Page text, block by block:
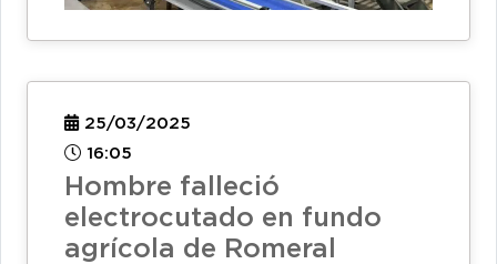
25/03/2025
16:05
Hombre falleció
electrocutado en fundo
agrícola de Romeral